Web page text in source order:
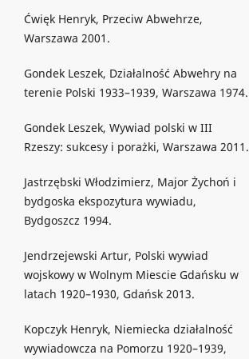
Ćwięk Henryk, Przeciw Abwehrze,
Warszawa 2001.
Gondek Leszek, Działalność Abwehry na
terenie Polski 1933–1939, Warszawa 1974.
Gondek Leszek, Wywiad polski w III
Rzeszy: sukcesy i porażki, Warszawa 2011.
Jastrzębski Włodzimierz, Major Żychoń i
bydgoska ekspozytura wywiadu,
Bydgoszcz 1994.
Jendrzejewski Artur, Polski wywiad
wojskowy w Wolnym Miescie Gdańsku w
latach 1920–1930, Gdańsk 2013.
Kopczyk Henryk, Niemiecka działalność
wywiadowcza na Pomorzu 1920–1939,